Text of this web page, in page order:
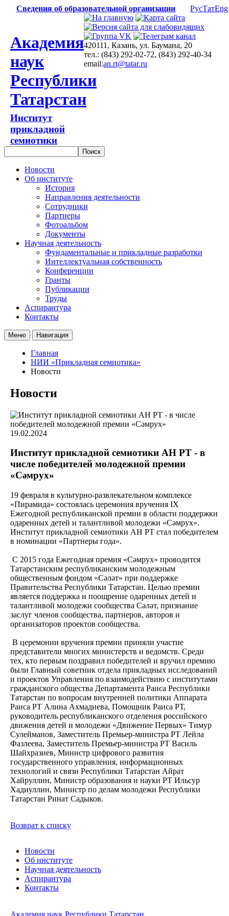
Сведения об образовательной организации РусТатEng
Академия
наук
Республики
Татарстан
Институт
прикладной
семиотики
420111, Казань, ул. Баумана, 20
тел.: (843) 292-02-72, (843) 292-40-34
email:an.rt@tatar.ru
Новости
Об институте
История
Направления деятельности
Сотрудники
Партнеры
Фотоальбом
Документы
Научная деятельность
Фундаментальные и прикладные разработки
Интеллектуальная собственность
Конференции
Гранты
Публикации
Труды
Аспирантура
Контакты
Меню Навигация
Главная
НИИ «Прикладная семиотика»
Новости
Новости
19.02.2024
Институт прикладной семиотики АН РТ - в
числе победителей молодежной премии
«Сәмрух»
19 февраля в культурно-развлекательном комплексе
«Пирамида» состоялась церемония вручения IX
Ежегодной республиканской премии в области поддержки
одаренных детей и талантливой молодежи «Сəмрух».
Институт прикладной семиотики АН РТ стал победителем
в номинации «Партнеры года».
С 2015 года Ежегодная премия «Сəмрух» проводится
Татарстанским республиканским молодежным
общественным фондом «Сәләт» при поддержке
Правительства Республики Татарстан. Целью премии
является поддержка и поощрение одаренных детей и
талантливой молодежи сообщества Сәләт, признание
заслуг членов сообщества, партнеров, авторов и
организаторов проектов сообщества.
В церемонии вручения премии приняли участие
представители многих министерств и ведомств. Среди
тех, кто первым поздравил победителей и вручил премию
были Главный советник отдела прикладных исследований
и проектов Управления по взаимодействию с институтами
гражданского общества Департамента Раиса Республики
Татарстан по вопросам внутренней политики Аппарата
Раиса РТ Алина Ахмадиева, Помощник Раиса РТ,
руководитель республиканского отделения российского
движения детей и молодежи «Движение Первых» Тимур
Сулейманов, Заместитель Премьер-министра РТ Лейла
Фазлеева, Заместитель Премьер-министра РТ Василь
Шайхразиев, Министр цифрового развития
государственного управления, информационных
технологий и связи Республики Татарстан Айрат
Хайруллин, Министр образования и науки РТ Ильсур
Хадиуллин, Министр по делам молодежи Республики
Татарстан Ринат Садыков.
Возврат к списку
Новости
Об институте
Научная деятельность
Аспирантура
Контакты